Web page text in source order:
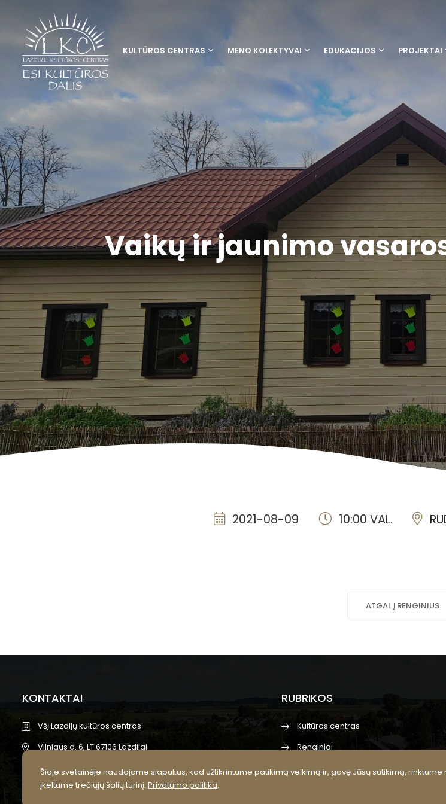
KULTŪROS CENTRAS MENO KOLEKTYVAI EDUKACIJOS PROJEKTAI
Vaikų ir jaunimo
2021-08-09 10:00 VAL.
ATGAL Į RENGINIUS
KONTAKTAI
VšĮ Lazdijų kultūros centras
Vilniaus g. 6, LT 67106 Lazdijai
info@lazdijukc.lt
+370 318 52245
RUBRIKOS
Kultūros centras
Renginiai
Meno kolektyvai
Šioje svetainėje naudojame slapukus, kad užtikrintume patikimą veikimą ir, gavę Jūsų sutikimą,
įkeltume trečiųjų šalių turinį. Privatumo politika.